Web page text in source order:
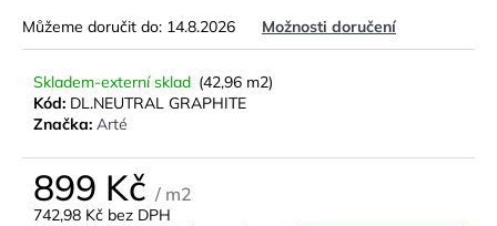
Můžeme doručit do: 14.8.2026 Možnosti doručení
Skladem-externí sklad (42,96 m2)
Kód: DL.NEUTRAL GRAPHITE
Značka: Arté
899 Kč / m2
742,98 Kč bez DPH
D
o
p
o
u